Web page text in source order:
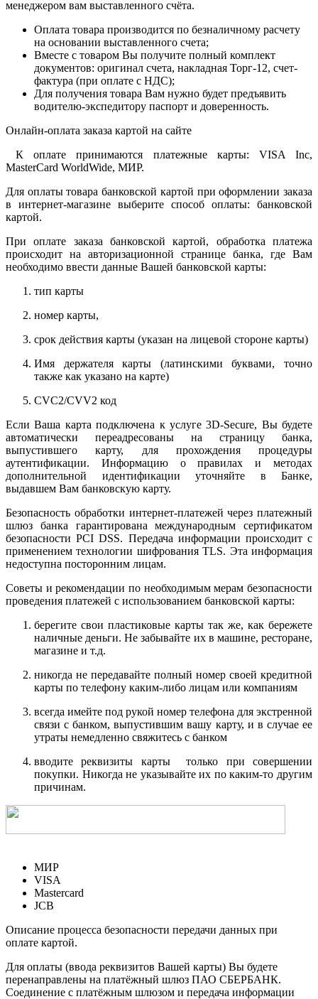
менеджером вам выставленного счёта.
Оплата товара производится по безналичному расчету
на основании выставленного счета;
Вместе с товаром Вы получите полный комплект
документов: оригинал счета, накладная Торг-12, счет-
фактура (при оплате с НДС);
Для получения товара Вам нужно будет предъявить
водителю-экспедитору паспорт и доверенность.
Онлайн-оплата заказа картой на сайте
К оплате принимаются платежные карты: VISA Inc,
MasterCard WorldWide, МИР.
Для оплаты товара банковской картой при оформлении заказа
в интернет-магазине выберите способ оплаты: банковской
картой.
При оплате заказа банковской картой, обработка платежа
происходит на авторизационной странице банка, где Вам
необходимо ввести данные Вашей банковской карты:
тип карты
номер карты,
срок действия карты (указан на лицевой стороне карты)
Имя держателя карты (латинскими буквами, точно
также как указано на карте)
CVC2/CVV2 код
Если Ваша карта подключена к услуге 3D-Secure, Вы будете
автоматически переадресованы на страницу банка,
выпустившего карту, для прохождения процедуры
аутентификации. Информацию о правилах и методах
дополнительной идентификации уточняйте в Банке,
выдавшем Вам банковскую карту.
Безопасность обработки интернет-платежей через платежный
шлюз банка гарантирована международным сертификатом
безопасности PCI DSS. Передача информации происходит с
применением технологии шифрования TLS. Эта информация
недоступна посторонним лицам.
Советы и рекомендации по необходимым мерам безопасности
проведения платежей с использованием банковской карты:
берегите свои пластиковые карты так же, как бережете
наличные деньги. Не забывайте их в машине, ресторане,
магазине и т.д.
никогда не передавайте полный номер своей кредитной
карты по телефону каким-либо лицам или компаниям
всегда имейте под рукой номер телефона для экстренной
связи с банком, выпустившим вашу карту, и в случае ее
утраты немедленно свяжитесь с банком
вводите реквизиты карты только при совершении
покупки. Никогда не указывайте их по каким-то другим
причинам.
МИР
VISA
Mastercard
JCB
Описание процесса безопасности передачи данных при
оплате картой.
Для оплаты (ввода реквизитов Вашей карты) Вы будете
перенаправлены на платёжный шлюз ПАО СБЕРБАНК.
Соединение с платёжным шлюзом и передача информации